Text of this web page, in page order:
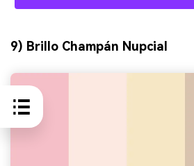
9) Brillo Champán Nupcial